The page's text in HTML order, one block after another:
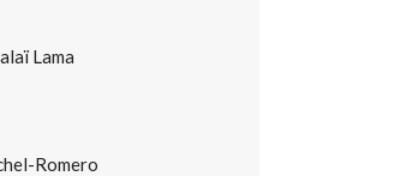
Lama
Romero